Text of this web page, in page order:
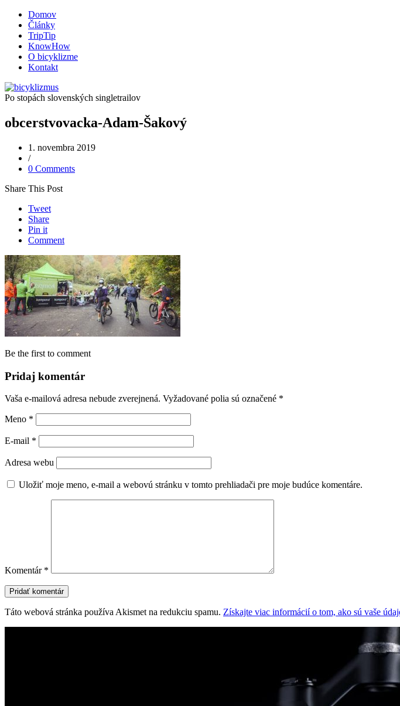
Domov
Články
TripTip
KnowHow
O bicyklizme
Kontakt
Po stopách slovenských singletrailov
obcerstvovacka-Adam-Šakový
1. novembra 2019
/
0 Comments
Share This Post
Tweet
Share
Pin it
Comment
Be the first to comment
Pridaj komentár
Vaša e-mailová adresa nebude zverejnená. Vyžadované polia sú označené *
Meno *
E-mail *
Adresa webu
Uložiť moje meno, e-mail a webovú stránku v tomto prehliadači pre moje budúce komentáre.
Komentár *
Táto webová stránka používa Akismet na redukciu spamu. Získajte viac informácií o tom, ako sú vaše